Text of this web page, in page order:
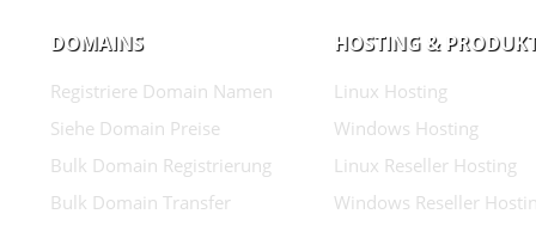
DOMAINS
Registriere Domain Namen
Siehe Domain Preise
Bulk Domain Registrierung
Bulk Domain Transfer
HOSTING &
Linux Hosting
Windows Hosting
Linux Reseller Hosting
Windows Reseller